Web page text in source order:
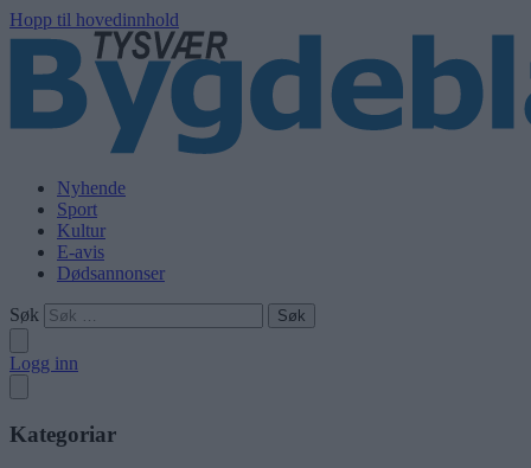
Hopp til hovedinnhold
Nyhende
Sport
Kultur
E-avis
Dødsannonser
Søk
Logg inn
Kategoriar